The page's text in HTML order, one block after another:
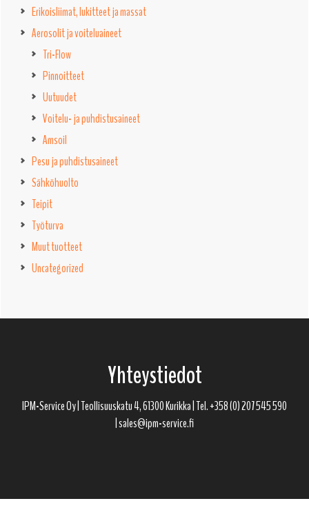
Erikoisliimat, lukitteet ja massat
Aerosolit ja voiteluaineet
Tri-Flow
Pinnoitteet
Uutuudet
Voitelu- ja puhdistusaineet
Amsoil
Pesu ja puhdistusaineet
Sähköhuolto
Teipit
Työturva
Muut tuotteet
Uncategorized
Yhteystiedot
IPM-Service Oy | Teollisuuskatu 4, 61300 Kurikka | Tel. +358 (0) 207 545 590
| sales@ipm-service.fi